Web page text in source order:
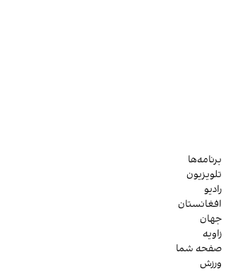
برنامه‌ها
تلویزیون
رادیو
افغانستان
جهان
زاویه
صفحه شما
ورزش